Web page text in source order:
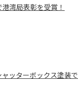
湾局表彰を受賞！
ッターボックス塗装